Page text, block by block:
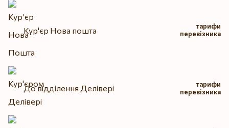
Кур'єр Нова пошта
тарифи
перевізника
До відділення Делівері
тарифи
перевізника